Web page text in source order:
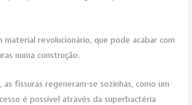
material revolucionário, que pode acabar com
numa construção.
fissuras regeneram-se sozinhas, como um
é possível através da superbactéria